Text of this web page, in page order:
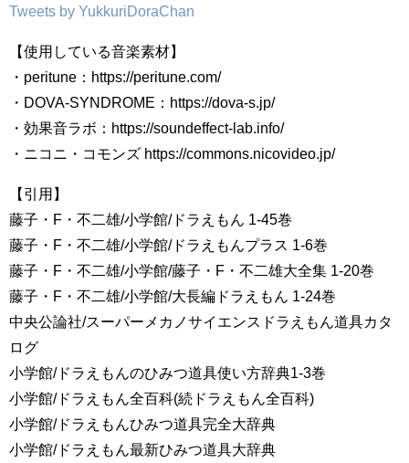
Tweets by YukkuriDoraChan
【使用している音楽素材】
・peritune：https://peritune.com/
・DOVA-SYNDROME：https://dova-s.jp/
・効果音ラボ：https://soundeffect-lab.info/
・ニコニ・コモンズ https://commons.nicovideo.jp/
【引用】
藤子・F・不二雄/小学館/ドラえもん 1-45巻
藤子・F・不二雄/小学館/ドラえもんプラス 1-6巻
藤子・F・不二雄/小学館/藤子・F・不二雄大全集 1-20巻
藤子・F・不二雄/小学館/大長編ドラえもん 1-24巻
中央公論社/スーパーメカノサイエンスドラえもん道具カタ
ログ
小学館/ドラえもんのひみつ道具使い方辞典1-3巻
小学館/ドラえもん全百科(続ドラえもん全百科)
小学館/ドラえもんひみつ道具完全大辞典
小学館/ドラえもん最新ひみつ道具大辞典